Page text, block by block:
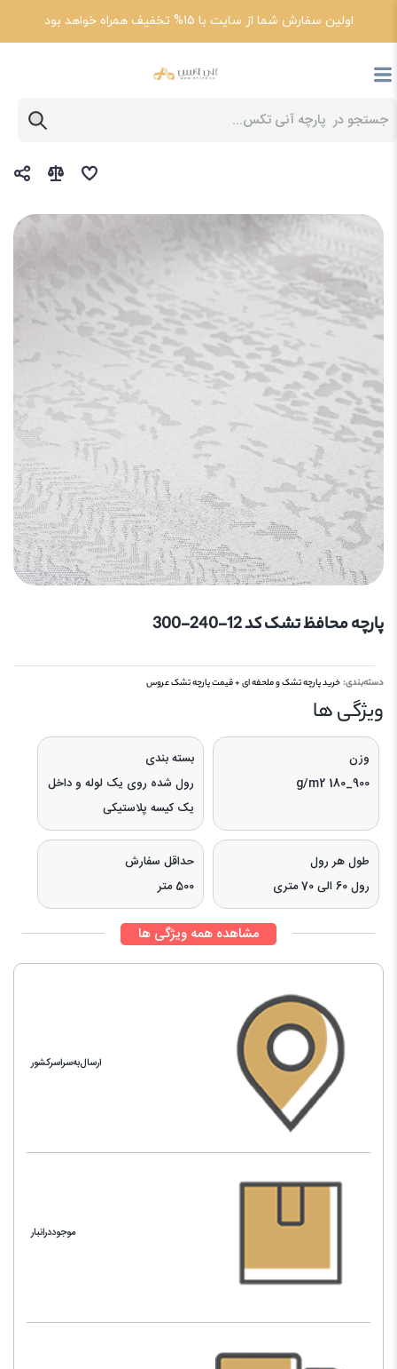
اولین سفارش شما از سایت با 15% تخفیف همراه خواهد بود
پارچه آنی تکس خرید پارچه تشک و ملحفه ای + قیمت پارچه تشک عروس
پارچه محافظ تشک کد 12-240-300
دسته‌بندی:خرید پارچه تشک و ملحفه ای + قیمت پارچه تشک عروس
ویژگی‌ ها
وزن
900_180 g/m2
بسته بندی
رول شده روی یک لوله و داخل
یک کیسه پلاستیکی
طول هر رول
رول 60 الی 70 متری
حداقل سفارش
500 متر
مشاهده همه ویژگی ها
ارسال‌به‌سراسرکشور
موجوددرانبار